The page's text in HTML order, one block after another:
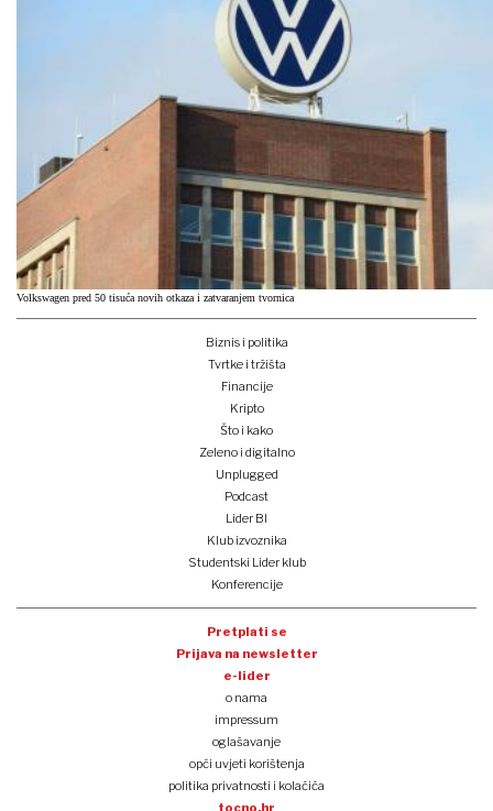
Volkswagen pred 50 tisuća novih otkaza i zatvaranjem tvornica
Biznis i politika
Tvrtke i tržišta
Financije
Kripto
Što i kako
Zeleno i digitalno
Unplugged
Podcast
Lider BI
Klub izvoznika
Studentski Lider klub
Konferencije
Pretplati se
Prijava na newsletter
e-lider
o nama
impressum
oglašavanje
opći uvjeti korištenja
politika privatnosti i kolačića
tocno.hr